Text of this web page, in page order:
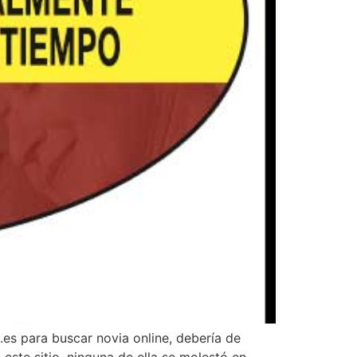
para buscar novia online, debería de